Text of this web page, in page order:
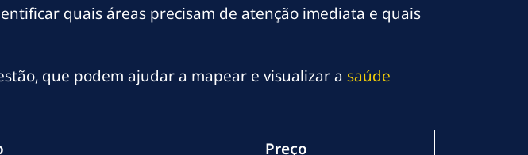
quais áreas precisam de atenção imediata e quais
que podem ajudar a mapear e visualizar a saúde
Preço